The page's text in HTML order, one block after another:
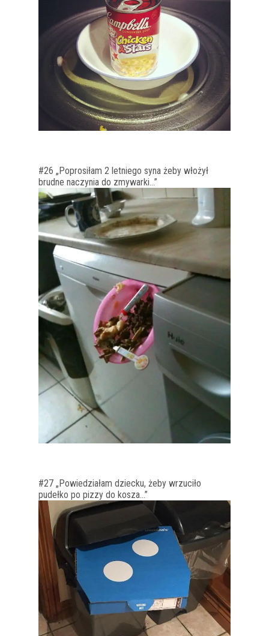
#26 „Poprosiłam 2 letniego syna żeby włożył
brudne naczynia do zmywarki…”
#27 „Powiedziałam dziecku, żeby wrzuciło
pudełko po pizzy do kosza…”